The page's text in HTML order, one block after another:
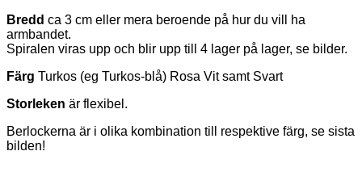
Bredd ca 3 cm eller mera beroende på hur du vill ha
armbandet.
Spiralen viras upp och blir upp till 4 lager på lager, se bilder.
Färg Turkos (eg Turkos-blå) Rosa Vit samt Svart
Storleken är flexibel.
Berlockerna är i olika kombination till respektive färg, se sista
bilden!